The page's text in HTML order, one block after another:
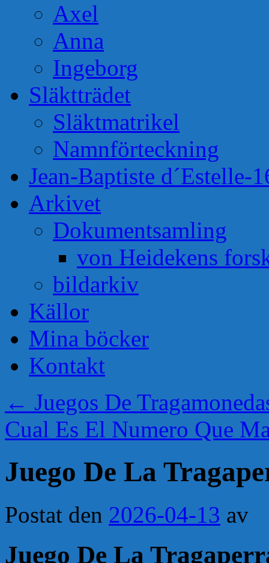
Axel
Anna
Ingeborg
Släktträdet
Släktmatrikel
Namnförteckning
Jean-Baptiste d´Estelle-
Arkivet
Dokumentsamling
von Heidekens
bildarkiv
Källor
Mina böcker
Kontakt
← Juegos De
Cual Es El Numero Que
Juego De La
Postat den 2026-04-13 av
Juego De La